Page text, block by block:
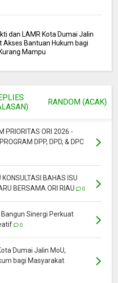
dan LAMR Kota Dumai Jalin
Akses Bantuan Hukum bagi
Mampu
RANDOM (ACAK)
PRIORITAS ORI 2026 -
DPP, DPD, & DPC
BAHAS ISU
BERSAMA ORI RIAU
0
Bangun Sinergi Perkuat
0
Dumai Jalin MoU,
bagi Masyarakat